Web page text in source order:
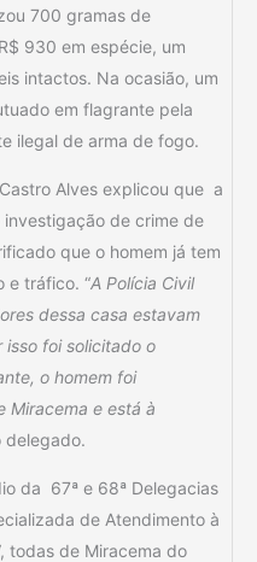
700 gramas de
930 em espécie, um
intactos. Na ocasião, um
em flagrante pela
ilegal de arma de fogo.
Alves explicou que a
de crime de
que o homem já tem
e tráfico. “A Polícia Civil
dessa casa estavam
foi solicitado o
o homem foi
Miracema e está à
delegado.
da 67ª e 68ª Delegacias
de Atendimento à
todas de Miracema do